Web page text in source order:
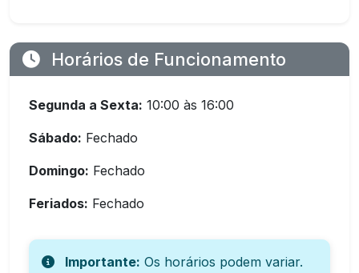
Horários de Funcionamento
Segunda a Sexta: 10:00 às 16:00
Sábado: Fechado
Domingo: Fechado
Feriados: Fechado
Importante: Os horários podem variar.